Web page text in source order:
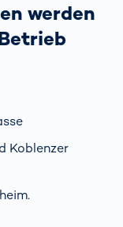
werden
Koblenzer